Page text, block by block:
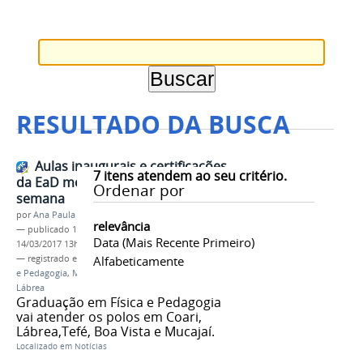
RESULTADO DA BUSCA
7itens atendem ao seu critério.
Ordenar por
relevância
Data (mais Recente Primeiro)
Alfabeticamente
Aulas inaugurais e certificações
da EaD movimentam fim de
semana
porAna Paula Batista
— publicado 13/03/2017—última modificação
14/03/2017 13h30
— registrado em:
EaD,PROEN,Licenciaturas Física
e Pedagogia, Mucajaí
Lábrea
Graduação em Física e Pedagogia
vai atender os polos em Coari,
Lábrea,Tefé, Boa Vista e Mucajaí.
Localizado em Notícias